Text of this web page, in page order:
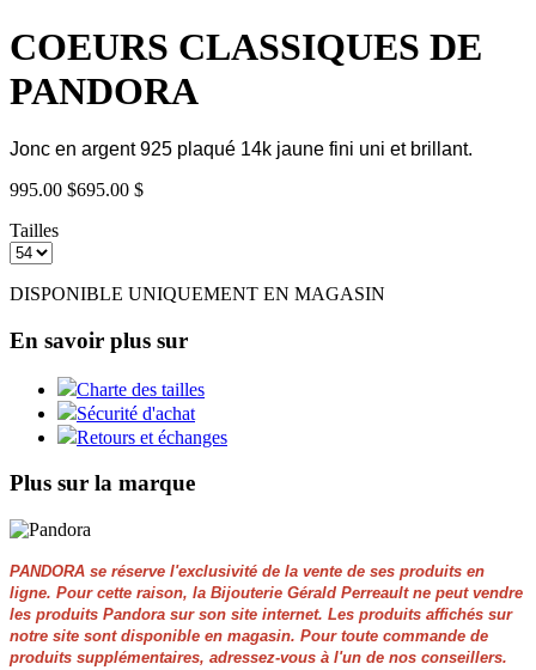
COEURS CLASSIQUES DE
PANDORA
Jonc en argent 925 plaqué 14k jaune fini uni et brillant.
995.00 $695.00 $
Tailles
DISPONIBLE UNIQUEMENT EN MAGASIN
En savoir plus sur
Charte des tailles
Sécurité d'achat
Retours et échanges
Plus sur la marque
PANDORA se réserve l'exclusivité de la vente de ses produits en
ligne. Pour cette raison, la Bijouterie Gérald Perreault ne peut vendre
les produits Pandora sur son site internet. Les produits affichés sur
notre site sont disponible en magasin. Pour toute commande de
produits supplémentaires, adressez-vous à l'un de nos conseillers.